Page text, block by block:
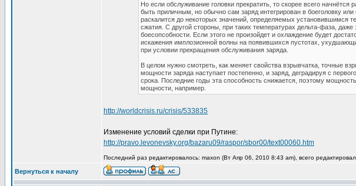
Но если обслуживание головки прекратить, то скорее всего
быть приличным, но обычно сам заряд интегрирован в боеголовку
раскалится до некоторых значений, определяемых установившимся
сжатия. С другой стороны, при таких температурах дельта-фаза,
боесопсобности. Если этого не произойдет и охлаждение будет
искажения имплозионной волны на появившихся пустотах,
при условии прекращения обслуживания заряда.
В целом нужно смотреть, как меняет свойства взрывчатка, точные
мощности заряда наступает постепенно, и заряд, деградируя с
срока. Последние годы эта способность снижается, поэтому
мощности, например.
http://worldcrisis.ru/crisis/533835
Изменение условий сделки при Путине:
http://pravo.levonevsky.org/bazaru09/raspor/sbor00/text00060.htm
Последний раз редактировалось: maxon (Вт Апр 06, 2010 8:43 am), всего
Вернуться к началу